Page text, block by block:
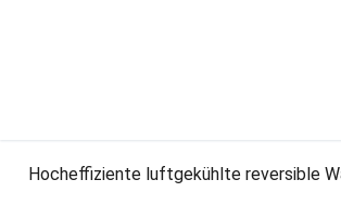
Hocheffiziente luftgekühlte reversible